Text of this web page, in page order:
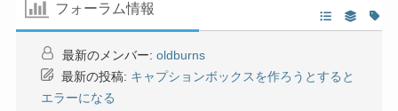
フォーラム情報
最新のメンバー: oldburns
最新の投稿: キャプションボックスを作ろうとすると
エラーになる